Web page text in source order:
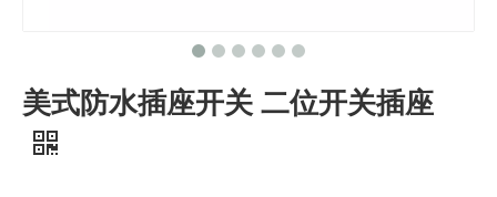
美式防水插座开关 二位开关插座